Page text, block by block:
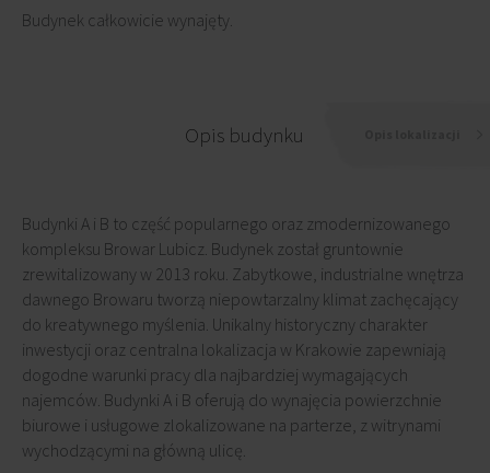
Budynek całkowicie wynajęty.
Opis budynku
Budynki A i B to część popularnego oraz zmodernizowanego
kompleksu Browar Lubicz. Budynek został gruntownie
zrewitalizowany w 2013 roku. Zabytkowe, industrialne wnętrza
dawnego Browaru tworzą niepowtarzalny klimat zachęcający
do kreatywnego myślenia. Unikalny historyczny charakter
inwestycji oraz centralna lokalizacja w Krakowie zapewniają
dogodne warunki pracy dla najbardziej wymagających
najemców. Budynki A i B oferują do wynajęcia powierzchnie
biurowe i usługowe zlokalizowane na parterze, z witrynami
wychodzącymi na główną ulicę.